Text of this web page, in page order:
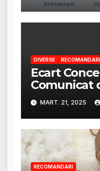
DIVERSE RECOMANDARI
Ecart
Comunicat
MART. 21, 2025
RECOMANDARI